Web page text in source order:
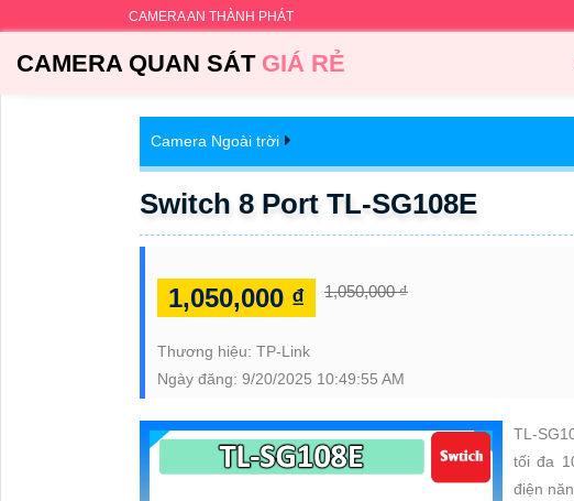
CAMERA AN THÀNH PHÁT
CAMERA QUAN SÁTGIÁ RẺ
Camera Ngoài trời
Switch 8 Port TL-SG108E
1,050,000 ₫ 1,050,000 ₫
Thương hiệu: TP-Link
Ngày đăng: 9/20/2025 10:49:55 AM
TL-
tối đa
điện